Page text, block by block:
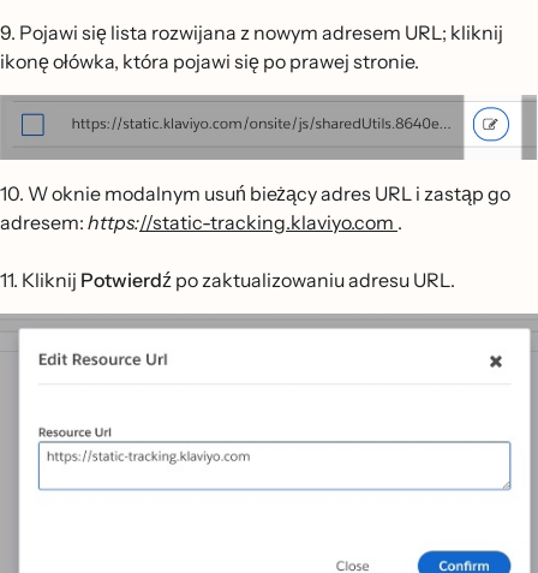
9. Pojawi się lista rozwijana z nowym adresem URL; kliknij
ikonę ołówka, która pojawi się po prawej stronie.
10. W oknie modalnym usuń bieżący adres URL i zastąp go
adresem: https://static-tracking.klaviyo.com .
11. Kliknij Potwierdź po zaktualizowaniu adresu URL.